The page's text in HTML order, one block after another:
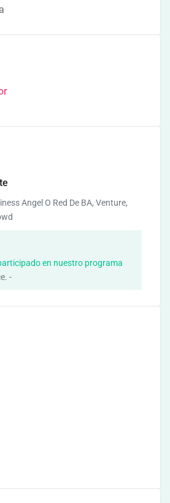
Angel O Red De BA, Venture,
en nuestro programa
-